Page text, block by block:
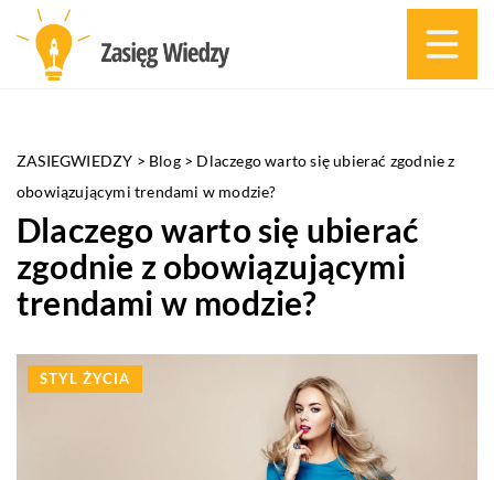
ZASIEGWIEDZY > Blog> Dlaczego warto się ubierać zgodnie z
obowiązującymi trendami w modzie?
Dlaczego warto się ubierać
zgodnie z obowiązującymi
trendami w modzie?
STYL ŻYCIA